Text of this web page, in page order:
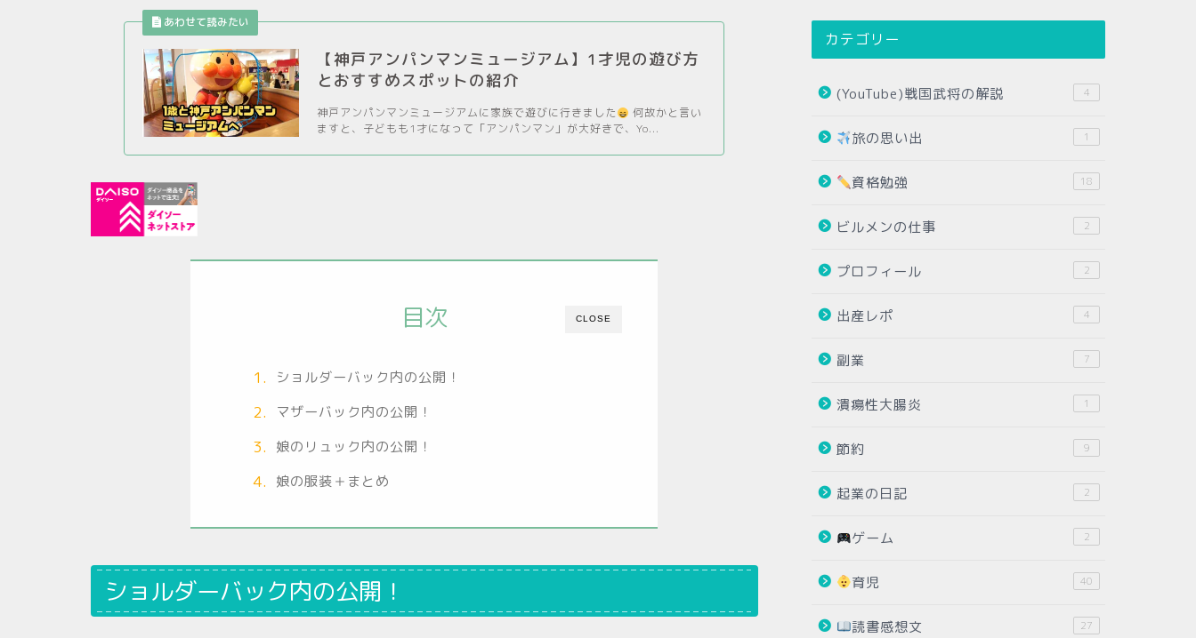
【神戸アンパンマンミュージアム】1才児の遊び方
とおすすめスポットの紹介
神戸アンパンマンミュージアムに家族で遊びに行きました
何故かと言い
ますと、子どもも1才になって「アンパンマン」が大好きで、Yo...
CLOSE
目次
ショルダーバック内の公開！
マザーバック内の公開！
娘のリュック内の公開！
娘の服装＋まとめ
ショルダーバック内の公開！
カテゴリー
(YouTube)戦国武将の解説 4
旅の思い出 1
資格勉強 18
ビルメンの仕事 2
プロフィール 2
出産レポ 4
副業 7
潰瘍性大腸炎 1
節約 9
起業の日記 2
ゲーム 2
育児 40
読書感想文 27